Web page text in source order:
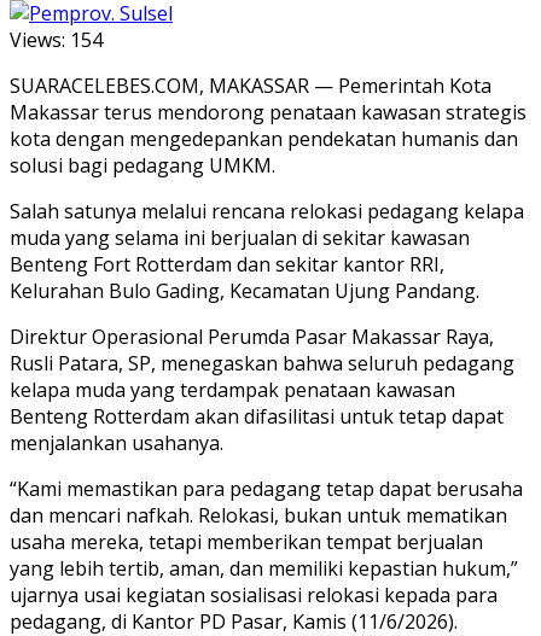
Views: 154
SUARACELEBES.COM, MAKASSAR — Pemerintah Kota
Makassar terus mendorong penataan kawasan strategis
kota dengan mengedepankan pendekatan humanis dan
solusi bagi pedagang UMKM.
Salah satunya melalui rencana relokasi pedagang kelapa
muda yang selama ini berjualan di sekitar kawasan
Benteng Fort Rotterdam dan sekitar kantor RRI,
Kelurahan Bulo Gading, Kecamatan Ujung Pandang.
Direktur Operasional Perumda Pasar Makassar Raya,
Rusli Patara, SP, menegaskan bahwa seluruh pedagang
kelapa muda yang terdampak penataan kawasan
Benteng Rotterdam akan difasilitasi untuk tetap dapat
menjalankan usahanya.
“Kami memastikan para pedagang tetap dapat berusaha
dan mencari nafkah. Relokasi, bukan untuk mematikan
usaha mereka, tetapi memberikan tempat berjualan
yang lebih tertib, aman, dan memiliki kepastian hukum,”
ujarnya usai kegiatan sosialisasi relokasi kepada para
pedagang, di Kantor PD Pasar, Kamis (11/6/2026).